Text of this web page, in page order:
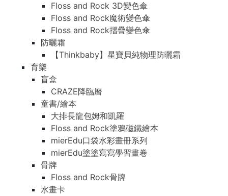
Floss and Rock 3D變色傘
Floss and Rock魔術變色傘
Floss and Rock摺疊變色傘
防曬霜
【Thinkbaby】星寶貝純物理防曬霜
育樂
盲盒
CRAZE降臨曆
童書/繪本
大排長龍包姆和凱羅
Floss and Rock塗鴉磁鐵繪本
mierEdu口袋水彩畫冊系列
mierEdu塗塗寫寫學習畫卷
骨牌
Floss and Rock骨牌
水畫卡